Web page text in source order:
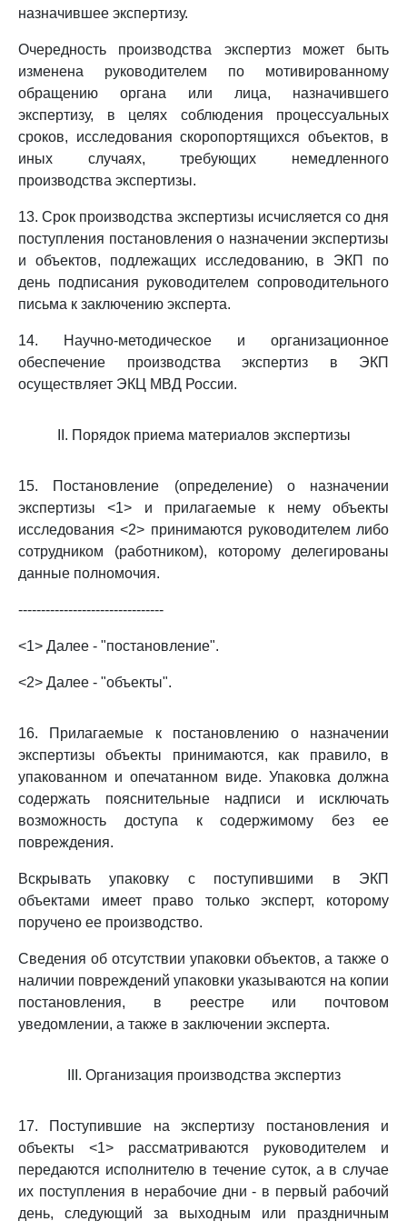
назначившее экспертизу.
Очередность производства экспертиз может быть
изменена руководителем по мотивированному
обращению органа или лица, назначившего
экспертизу, в целях соблюдения процессуальных
сроков, исследования скоропортящихся объектов, в
иных случаях, требующих немедленного
производства экспертизы.
13. Срок производства экспертизы исчисляется со дня
поступления постановления о назначении экспертизы
и объектов, подлежащих исследованию, в ЭКП по
день подписания руководителем сопроводительного
письма к заключению эксперта.
14. Научно-методическое и организационное
обеспечение производства экспертиз в ЭКП
осуществляет ЭКЦ МВД России.
II. Порядок приема материалов экспертизы
15. Постановление (определение) о назначении
экспертизы <1> и прилагаемые к нему объекты
исследования <2> принимаются руководителем либо
сотрудником (работником), которому делегированы
данные полномочия.
--------------------------------
<1> Далее - "постановление".
<2> Далее - "объекты".
16. Прилагаемые к постановлению о назначении
экспертизы объекты принимаются, как правило, в
упакованном и опечатанном виде. Упаковка должна
содержать пояснительные надписи и исключать
возможность доступа к содержимому без ее
повреждения.
Вскрывать упаковку с поступившими в ЭКП
объектами имеет право только эксперт, которому
поручено ее производство.
Сведения об отсутствии упаковки объектов, а также о
наличии повреждений упаковки указываются на копии
постановления, в реестре или почтовом
уведомлении, а также в заключении эксперта.
III. Организация производства экспертиз
17. Поступившие на экспертизу постановления и
объекты <1> рассматриваются руководителем и
передаются исполнителю в течение суток, а в случае
их поступления в нерабочие дни - в первый рабочий
день, следующий за выходным или праздничным